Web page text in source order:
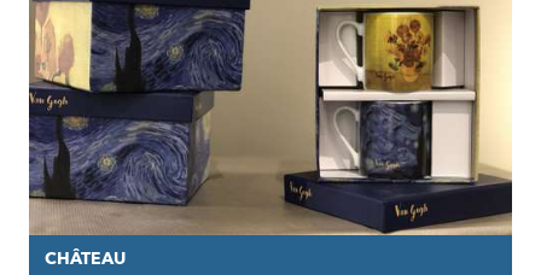
CHÂTEAU